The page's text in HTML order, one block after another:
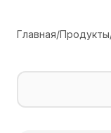
Главная/Продукты